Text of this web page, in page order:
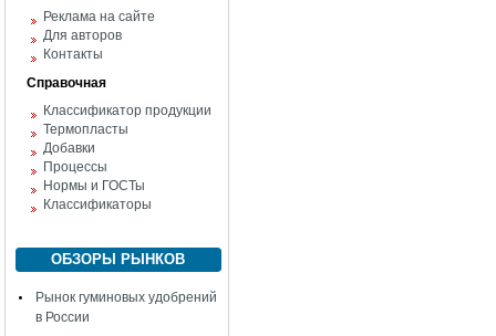
Реклама на сайте
Для авторов
Контакты
Справочная
Классификатор продукции
Термопласты
Добавки
Процессы
Нормы и ГОСТы
Классификаторы
ОБЗОРЫ РЫНКОВ
Рынок гуминовых удобрений
в России